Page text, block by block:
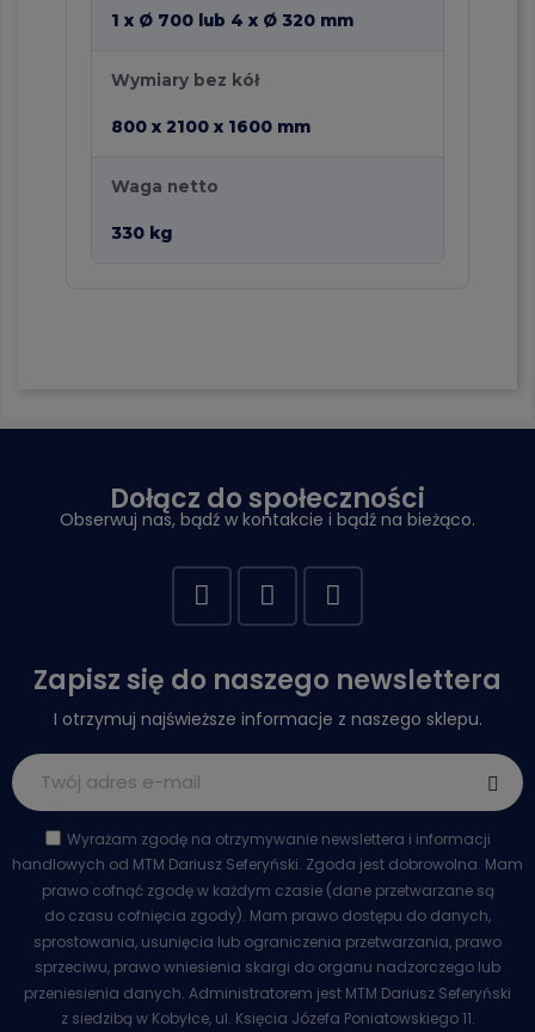
1 x Ø 700 lub 4 x Ø 320 mm
Wymiary bez kół
800 x 2100 x 1600 mm
Waga netto
330 kg
Dołącz do społeczności
Obserwuj nas, bądź w kontakcie i bądź na bieżąco.
Zapisz się do naszego newslettera
I otrzymuj najświeższe informacje z naszego sklepu.
Wyrażam zgodę na otrzymywanie newslettera i informacji
handlowych od MTM Dariusz Seferyński. Zgoda jest dobrowolna. Mam
prawo cofnąć zgodę w każdym czasie (dane przetwarzane są
do czasu cofnięcia zgody). Mam prawo dostępu do danych,
sprostowania, usunięcia lub ograniczenia przetwarzania, prawo
sprzeciwu, prawo wniesienia skargi do organu nadzorczego lub
przeniesienia danych. Administratorem jest MTM Dariusz Seferyński
z siedzibą w Kobyłce, ul. Księcia Józefa Poniatowskiego 11.